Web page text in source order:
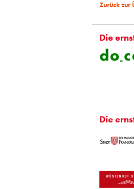
Zurück zur
Die
Die